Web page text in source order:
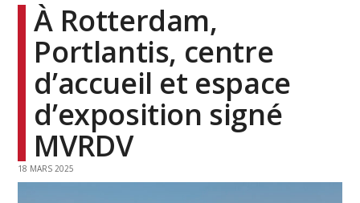
À Rotterdam,
Portlantis, centre
d’accueil et espace
d’exposition signé
MVRDV
18 MARS 2025